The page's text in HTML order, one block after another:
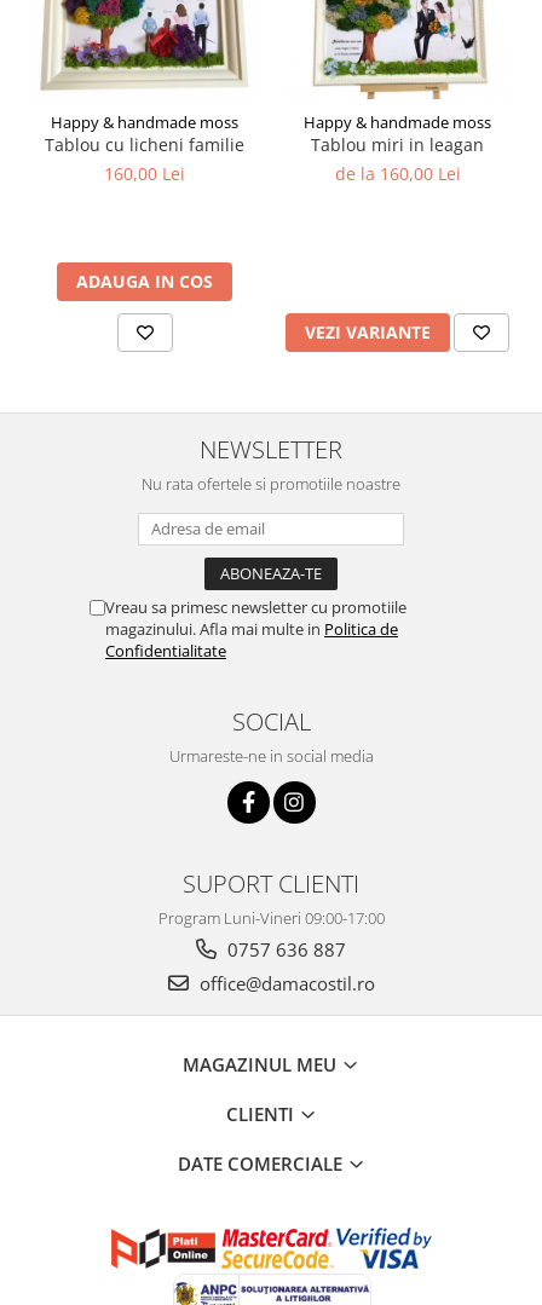
Happy & handmade moss
Tablou cu licheni familie
160,00 Lei
ADAUGA IN COS
Happy & handmade moss
Tablou miri in leagan
de la 160,00 Lei
VEZI VARIANTE
NEWSLETTER
Nu rata ofertele si promotiile noastre
Vreau sa primesc newsletter cu promotiile
magazinului. Afla mai multe in Politica de
Confidentialitate
SOCIAL
Urmareste-ne in social media
SUPORT CLIENTI
Program Luni-Vineri 09:00-17:00
0757 636 887
office@damacostil.ro
MAGAZINUL MEU
CLIENTI
DATE COMERCIALE